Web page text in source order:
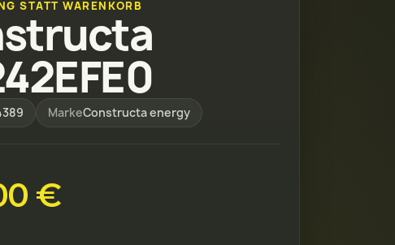
STATT WARENKORB
MarkeConstructa energy
€